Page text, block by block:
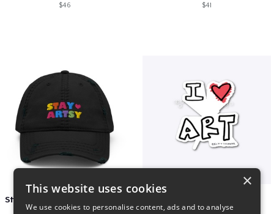
$46 $41
×
This website uses cookies
We use cookies to personalise content, ads and to analyse